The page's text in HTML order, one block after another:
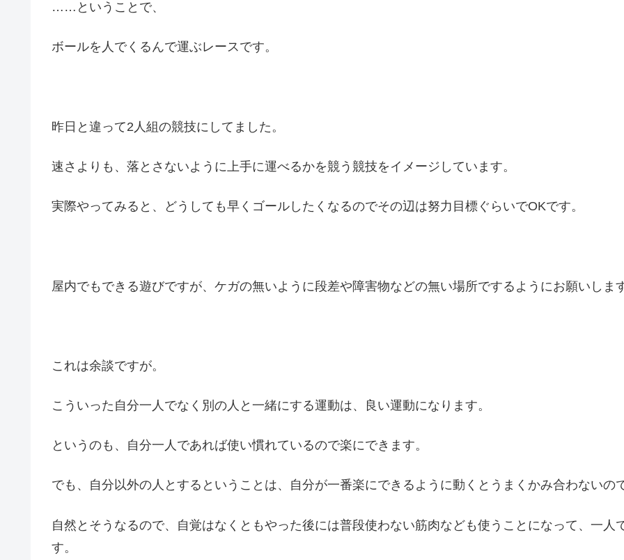
……ということで、
ボールを人でくるんで運ぶレースです。
昨日と違って2人組の競技にしてました。
速さよりも、落とさないように上手に運べるかを競う競技をイメージしています。
実際やってみると、どうしても早くゴールしたくなるのでその辺は努力目標ぐらいでOKです。
屋内でもできる遊びですが、ケガの無いように段差や障害物などの無い場所でするようにお願いしま
これは余談ですが。
こういった自分一人でなく別の人と一緒にする運動は、良い運動になります。
というのも、自分一人であれば使い慣れているので楽にできます。
でも、自分以外の人とするということは、自分が一番楽にできるように動くとうまくかみ合わないの
自然とそうなるので、自覚はなくともやった後には普段使わない筋肉なども使うことになって、一
す。